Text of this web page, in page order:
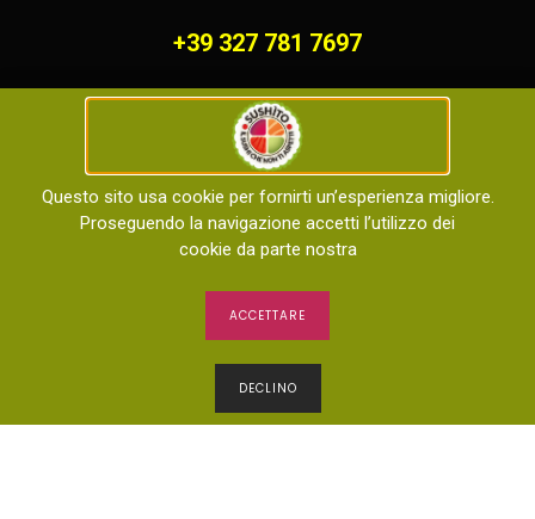
+39 327 781 7697
Orari di apertura
Aperto tutti i giorni dalle
dalle 12:00 alle 15:00 e dalle 18:00 alle 23:00
Questo sito usa cookie per fornirti un’esperienza migliore.
Proseguendo la navigazione accetti l’utilizzo dei
cookie da parte nostra
ACCETTARE
DECLINO